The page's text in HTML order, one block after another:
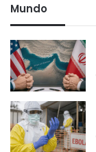
Mundo